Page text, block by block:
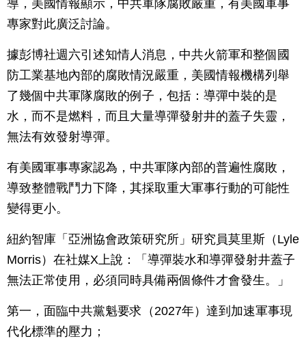
導，美國情報顯示，中共軍隊腐敗嚴重，有美國軍事
專家對此廣泛討論。
據彭博社週六引述知情人消息，中共火箭軍和整個國
防工業基地內部的腐敗情況嚴重，美國情報機構列舉
了幾個中共軍隊腐敗的例子，包括：導彈中裝的是
水，而不是燃料，而且大量導彈發射井的蓋子失靈，
無法有效發射導彈。
有美國軍事專家認為，中共軍隊內部的普遍性腐敗，
導致整體戰鬥力下降，其採取重大軍事行動的可能性
變得更小。
紐約智庫「亞洲協會政策研究所」研究員莫里斯（Lyle
Morris）在社媒X上說：「導彈裝水和導彈發射井蓋子
無法正常使用，必須同時具備兩個條件才會發生。」
第一，面臨中共黨魁要求（2027年）達到加速軍事現
代化標準的壓力；